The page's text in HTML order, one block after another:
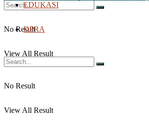
No Result
View All Result
EDUKASI
DPRA
No Result
View All Result